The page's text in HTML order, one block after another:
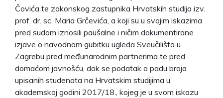
Čovića te zakonskog zastupnika Hrvatskih studija izv.
prof. dr. sc. Maria Grčevića, a koji su u svojim iskazima
pred sudom iznosili paušalne i ničim dokumentirane
izjave o navodnom gubitku ugleda Sveučilišta u
Zagrebu pred međunarodnim partnerima te pred
domaćom javnošću, dok se podatak o padu broja
upisanih studenata na Hrvatskim studijima u
akademskoj godini 2017/18., kojeg je u svom iskazu